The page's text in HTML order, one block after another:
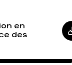
en
des